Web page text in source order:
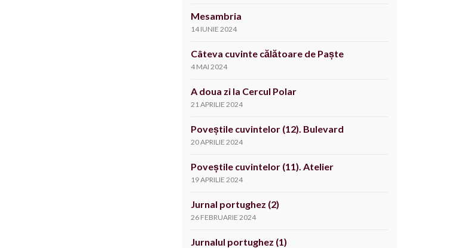
Mesambria
14 IUNIE 2024
Câteva cuvinte călătoare de Paște
4 MAI 2024
A doua zi la Cercul Polar
21 APRILIE 2024
Poveștile cuvintelor (12). Bulevard
20 APRILIE 2024
Poveștile cuvintelor (11). Atelier
19 APRILIE 2024
Jurnal portughez (2)
26 FEBRUARIE 2024
Jurnalul portughez (1)